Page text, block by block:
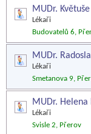
MUDr.
Lékaři
Budovatelů 6,
MUDr.
Lékaři
Smetanova 9,
MUDr. Helena
Lékaři
Svisle 2, Přerov